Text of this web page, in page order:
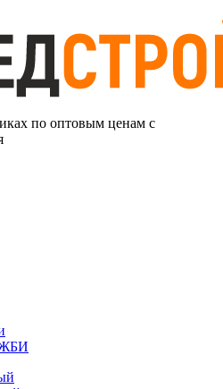
по оптовым ценам с
ЖБИ